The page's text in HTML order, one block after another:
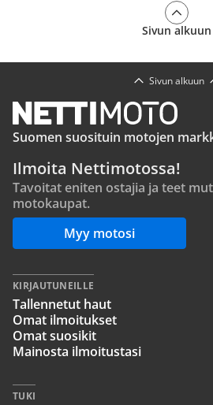
Sivun alkuun
Sivun alkuun
Suomen suosituin motojen
Ilmoita Nettimotossa!
Tavoitat eniten ostajia ja teet
motokaupat.
Myy motosi
KIRJAUTUNEILLE
Tallennetut haut
Omat ilmoitukset
Omat suosikit
Mainosta ilmoitustasi
TUKI